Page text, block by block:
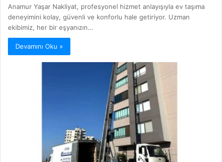
Anamur Yaşar Nakliyat, profesyonel hizmet anlayışıyla ev taşıma
deneyimini kolay, güvenli ve konforlu hale getiriyor. Uzman
ekibimiz, her bir eşyanızın…
Devamını Oku »